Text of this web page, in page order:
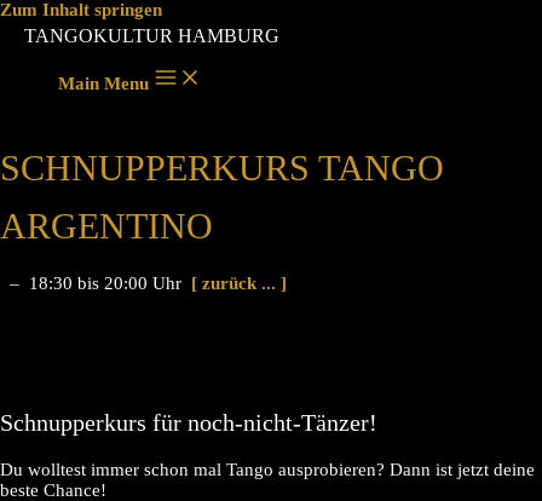
Zum Inhalt springen
TANGOKULTUR HAMBURG
Main Menu
SCHNUPPERKURS TANGO
ARGENTINO
– 18:30 bis 20:00 Uhr [ zurück ... ]
Schnupperkurs für noch-nicht-Tänzer!
Du wolltest immer schon mal Tango ausprobieren? Dann ist jetzt deine
beste Chance!